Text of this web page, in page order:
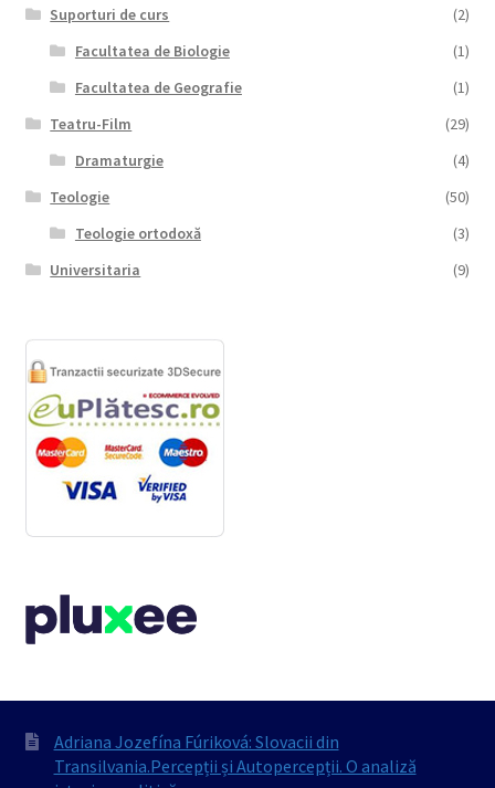
Suporturi de curs
(2)
Facultatea de Biologie
(1)
Facultatea de Geografie
(1)
Teatru-Film
(29)
Dramaturgie
(4)
Teologie
(50)
Teologie ortodoxă
(3)
Universitaria
(9)
Adriana Jozefína Fúriková: Slovacii din
Transilvania.Percepții și Autopercepții. O analiză